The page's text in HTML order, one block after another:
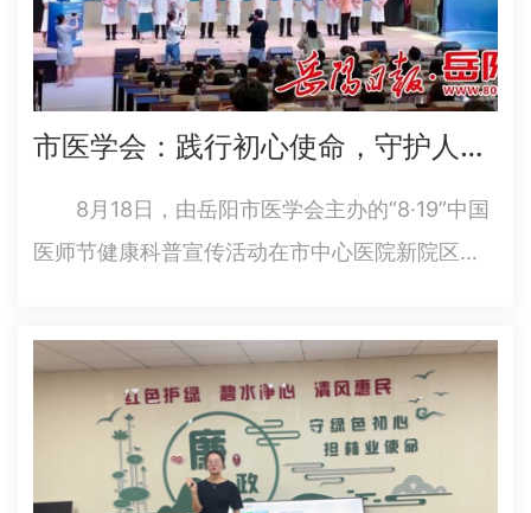
市医学会：践行初心使命，守护人民健康——我市举行“8·19”中国医师节健康科普宣传活动
8月18日，由岳阳市医学会主办的“8·19”中国
医师节健康科普宣传活动在市中心医院新院区举
各医疗单位、各县市区卫健部门负责人和医护人
员代表参加会议。 活动现场播放了岳阳市
2025年“8·19”…